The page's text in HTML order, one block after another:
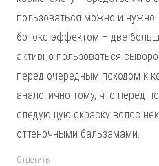
пользоваться можно и
ботокс-эффектом – две
активно пользоваться
перед очередным походом к
аналогично тому, что перед
следующую окраску волос
оттеночными бальзамами.
Ответить